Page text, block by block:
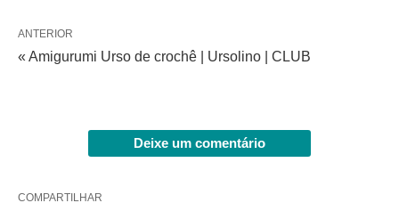
ANTERIOR
« Amigurumi Urso de crochê | Ursolino | CLUB
Deixe um comentário
COMPARTILHAR